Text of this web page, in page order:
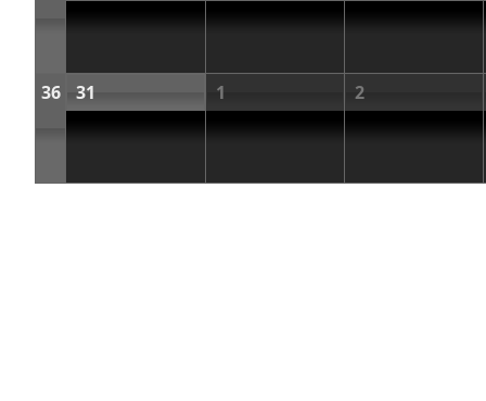
36 31 1 2